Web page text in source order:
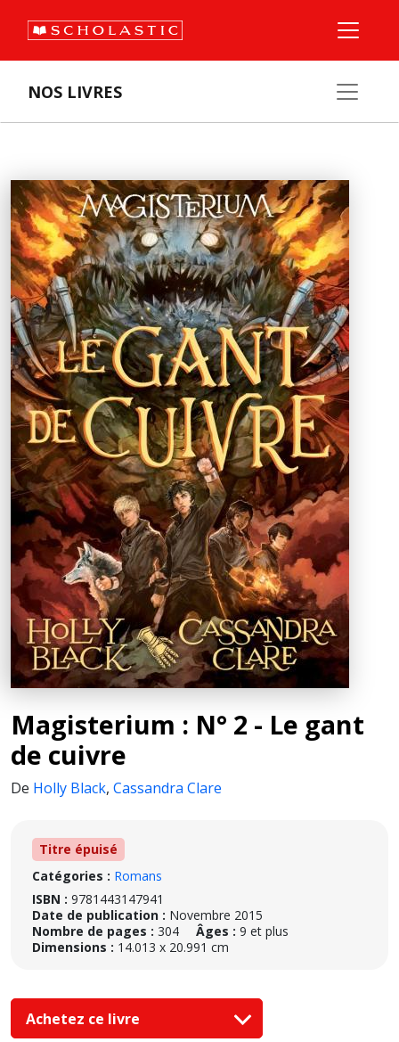
NOS LIVRES
Magisterium : N° 2 - Le gant
de cuivre
De Holly Black, Cassandra Clare
Titre épuisé
Catégories : Romans
ISBN : 9781443147941
Date de publication : Novembre 2015
Nombre de pages : 304 Âges : 9 et plus
Dimensions : 14.013 x 20.991 cm
Achetez ce livre